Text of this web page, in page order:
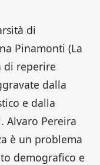
di
Pinamonti (La
di reperire
dalla
e dalla
Pereira
è un problema
demografico e